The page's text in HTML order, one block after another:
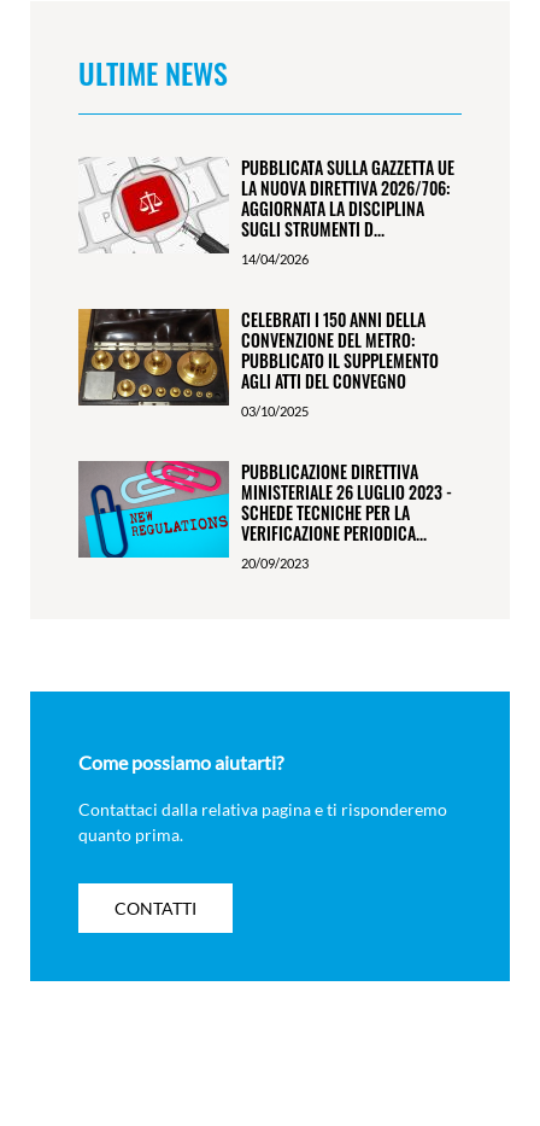
ULTIME NEWS
PUBBLICATA SULLA GAZZETTA UE
LA NUOVA DIRETTIVA 2026/706:
AGGIORNATA LA DISCIPLINA
SUGLI STRUMENTI D...
14/04/2026
CELEBRATI I 150 ANNI DELLA
CONVENZIONE DEL METRO:
PUBBLICATO IL SUPPLEMENTO
AGLI ATTI DEL CONVEGNO
03/10/2025
PUBBLICAZIONE DIRETTIVA
MINISTERIALE 26 LUGLIO 2023 -
SCHEDE TECNICHE PER LA
VERIFICAZIONE PERIODICA...
20/09/2023
Come possiamo aiutarti?
Contattaci dalla relativa pagina e ti risponderemo
quanto prima.
CONTATTI